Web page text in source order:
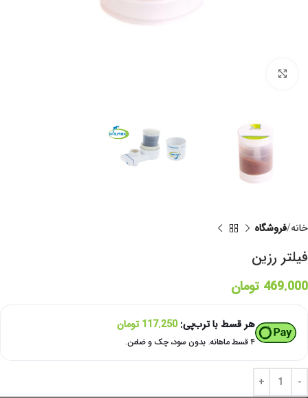
خانه فروشگاه
فیلتر رزین
469.000 تومان
هر قسط با ترب‌پی:117.250 تومان
۴ قسط ماهانه. بدون سود، چک و ضامن.